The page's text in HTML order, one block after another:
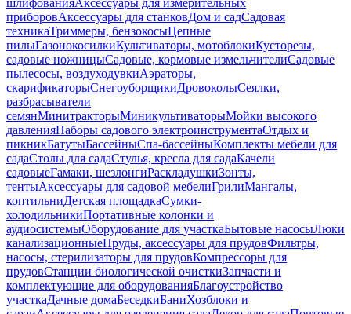
шлифованияАксессуары для измерительных
приборовАксессуары для станковДом и садСадовая
техникаТриммеры, бензокосыЦепные
пилыГазонокосилкиКультиваторы, мотоблокиКусторезы,
садовые ножницыСадовые, кормовые измельчителиСадовые
пылесосы, воздуходувкиАэраторы,
скарификаторыСнегоуборщикиДровоколыСеялки,
разбрасыватели
семянМинитракторыМиникультиваторыМойки высокого
давленияНаборы садового электроинструментаОтдых и
пикникБатутыБассейныСпа-бассейныКомплекты мебели для
садаСтолы для садаСтулья, кресла для садаКачели
садовыеГамаки, шезлонгиРаскладушкиЗонты,
тентыАксессуары для садовой мебелиГрилиМангалы,
коптильниДетская площадкаСумки-
холодильникиПортативные колонки и
аудиосистемыОборудование для участкаБытовые насосыЛюки
канализационныеПруды, аксессуары для прудовФильтры,
насосы, стерилизаторы для прудовКомпрессоры для
прудовСтанции биологической очисткиЗапчасти и
комплектующие для оборудованияБлагоустройство
участкаДачные домаБеседкиБаниХозблоки и